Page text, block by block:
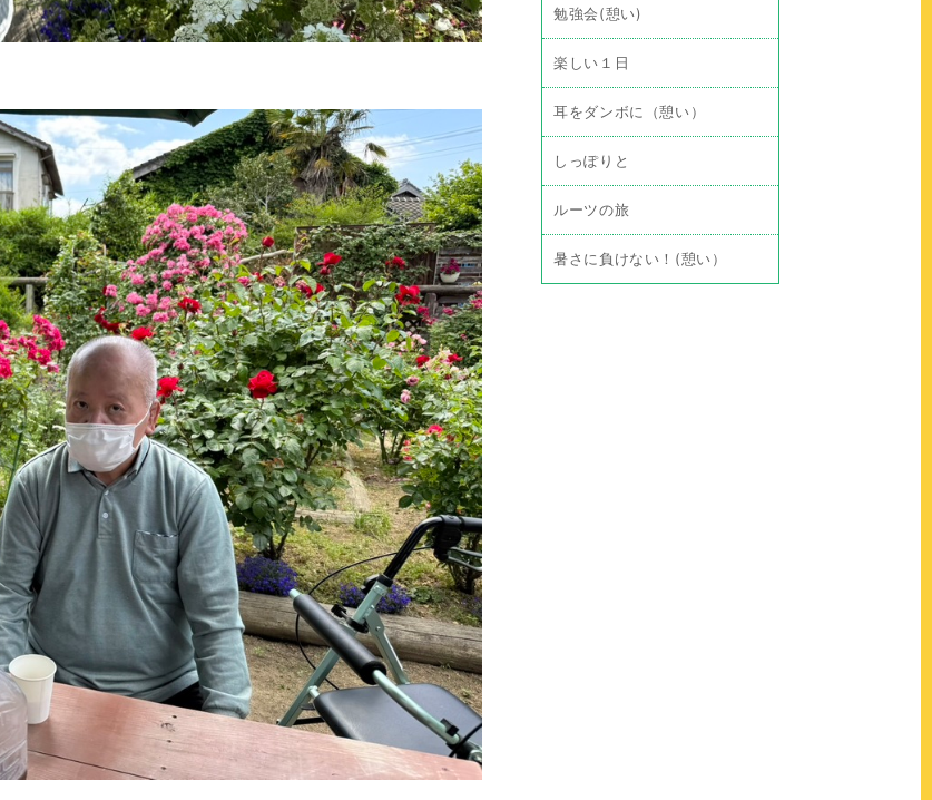
勉強会(憩い)
楽しい１日
耳をダンボに（憩い）
しっぽりと
ルーツの旅
暑さに負けない！(憩い）